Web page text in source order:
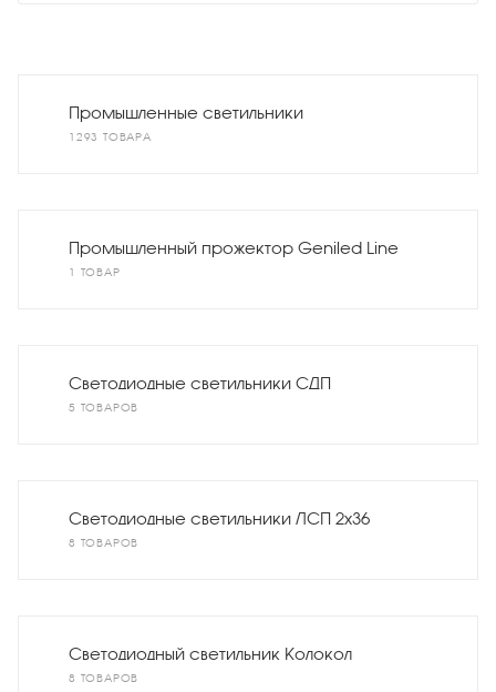
Промышленные светильники
1293 ТОВАРА
Промышленный прожектор Geniled Line
1 ТОВАР
Светодиодные светильники СДП
5 ТОВАРОВ
Светодиодные светильники ЛСП 2х36
8 ТОВАРОВ
Светодиодный светильник Колокол
8 ТОВАРОВ